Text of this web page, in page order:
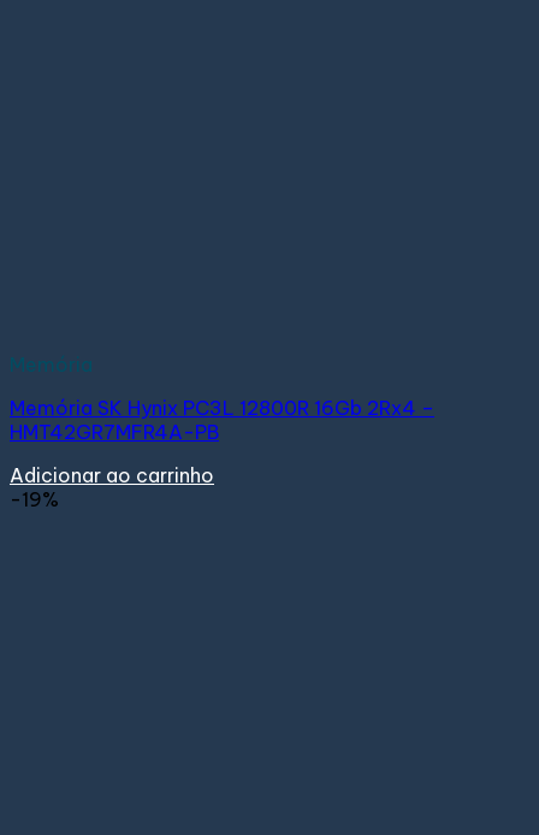
Memória
Memória SK Hynix PC3L 12800R 16Gb 2Rx4 –
HMT42GR7MFR4A-PB
Adicionar ao carrinho
-19%